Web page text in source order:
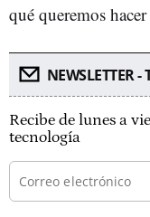
qué queremos
NEWSLETTER
Recibe de lunes a
tecnología